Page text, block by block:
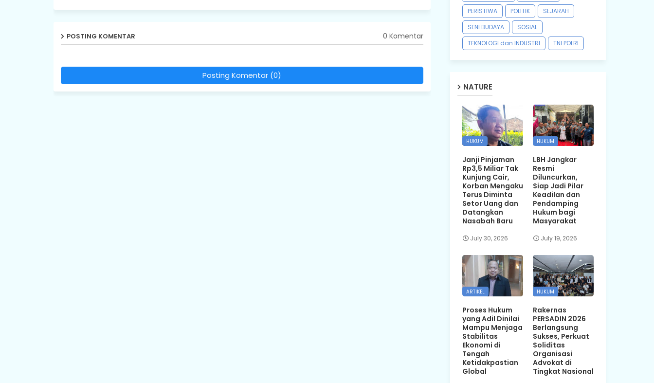
POSTING KOMENTAR 0 Komentar
Posting Komentar (0)
PERISTIWA
POLITIK
SEJARAH
SENI BUDAYA
SOSIAL
TEKNOLOGI dan INDUSTRI
TNI POLRI
NATURE
HUKUM
Janji Pinjaman
Rp3,5 Miliar Tak
Kunjung Cair,
Korban Mengaku
Terus Diminta
Setor Uang dan
Datangkan
Nasabah Baru
July 30, 2026
HUKUM
LBH Jangkar
Resmi
Diluncurkan,
Siap Jadi Pilar
Keadilan dan
Pendamping
Hukum bagi
Masyarakat
July 19, 2026
ARTIKEL
Proses Hukum
yang Adil Dinilai
Mampu Menjaga
Stabilitas
Ekonomi di
Tengah
Ketidakpastian
Global
HUKUM
Rakernas
PERSADIN 2026
Berlangsung
Sukses, Perkuat
Soliditas
Organisasi
Advokat di
Tingkat Nasional